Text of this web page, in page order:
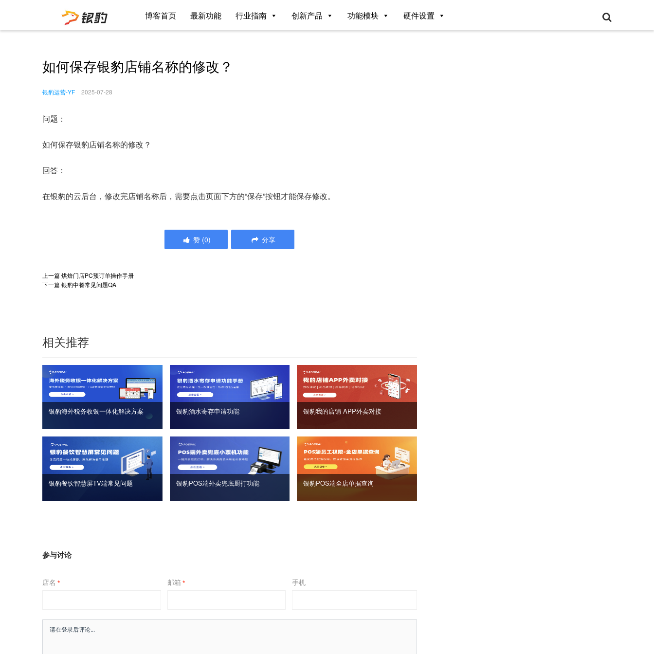
博客首页 最新功能 行业指南 创新产品 功能模块 硬件设置
如何保存银豹店铺名称的修改？
银豹运营-YF 2025-07-28
问题：
如何保存银豹店铺名称的修改？
回答：
在银豹的云后台，修改完店铺名称后，需要点击页面下方的“保存”按钮才能保存修改。
赞 (0) 分享
上一篇烘焙门店PC预订单操作手册
下一篇银豹中餐常见问题QA
相关推荐
银豹海外税务收银一体化解决方案 银豹酒水寄存申请功能 银豹我的店铺 APP外卖对接
银豹餐饮智慧屏TV端常见问题 银豹POS端外卖兜底厨打功能 银豹POS端全店单据查询
参与讨论
店名 * 邮箱 * 手机